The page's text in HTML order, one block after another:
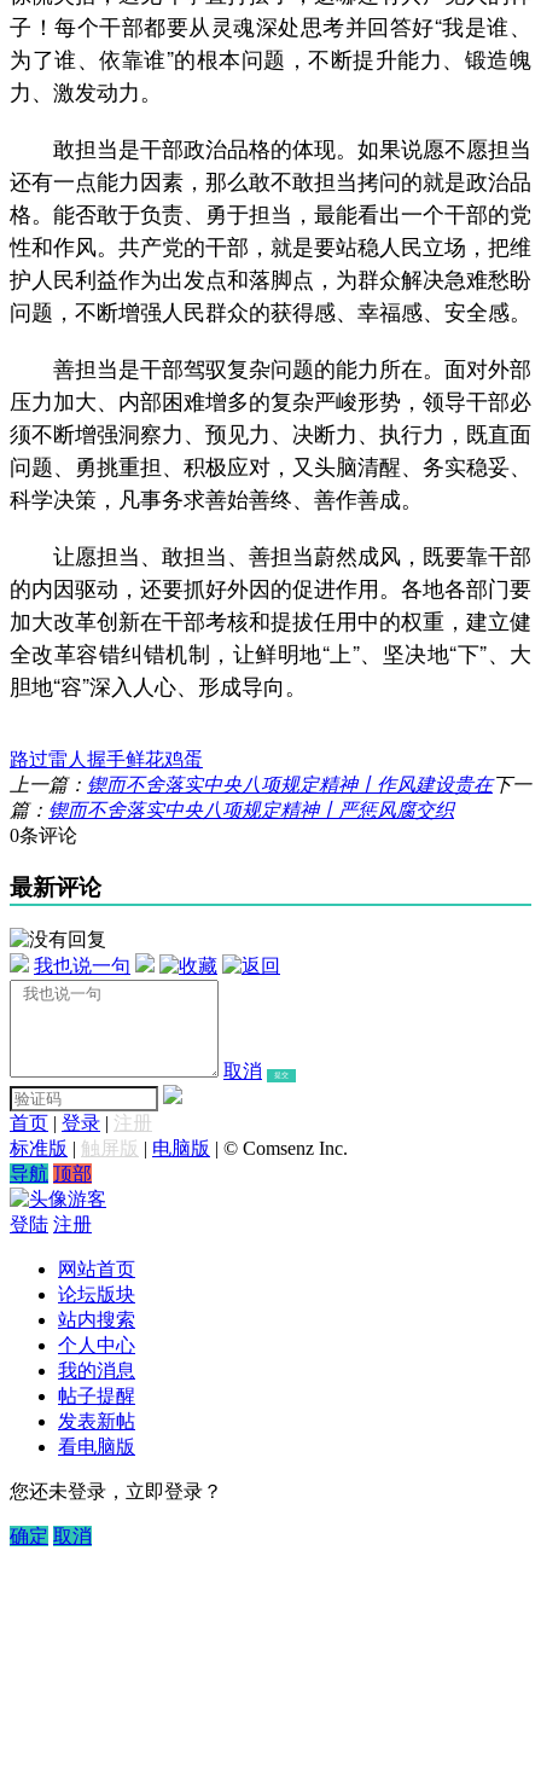
子！每个干部都要从灵魂深处思考并回答好“我是谁、
为了谁、依靠谁”的根本问题，不断提升能力、锻造魄
力、激发动力。
敢担当是干部政治品格的体现。如果说愿不愿担当
还有一点能力因素，那么敢不敢担当拷问的就是政治品
格。能否敢于负责、勇于担当，最能看出一个干部的党
性和作风。共产党的干部，就是要站稳人民立场，把维
护人民利益作为出发点和落脚点，为群众解决急难愁盼
问题，不断增强人民群众的获得感、幸福感、安全感。
善担当是干部驾驭复杂问题的能力所在。面对外部
压力加大、内部困难增多的复杂严峻形势，领导干部必
须不断增强洞察力、预见力、决断力、执行力，既直面
问题、勇挑重担、积极应对，又头脑清醒、务实稳妥、
科学决策，凡事务求善始善终、善作善成。
让愿担当、敢担当、善担当蔚然成风，既要靠干部
的内因驱动，还要抓好外因的促进作用。各地各部门要
加大改革创新在干部考核和提拔任用中的权重，建立健
全改革容错纠错机制，让鲜明地“上”、坚决地“下”、大
胆地“容”深入人心、形成导向。
路过雷人 握手鲜花鸡蛋
上一篇： 锲而不舍落实中央八项规定精神丨作风建设贵在下一
篇： 锲而不舍落实中央八项规定精神丨严惩风腐交织
0条评论
最新评论
我也说一句
取消 提交
首页 | 登录 | 注册
标准版 | 触屏版 | 电脑版 | © Comsenz Inc.
导航 顶部
游客
登陆 注册
网站首页
论坛版块
站内搜索
个人中心
我的消息
帖子提醒
发表新帖
看电脑版
您还未登录，立即登录？
确定 取消